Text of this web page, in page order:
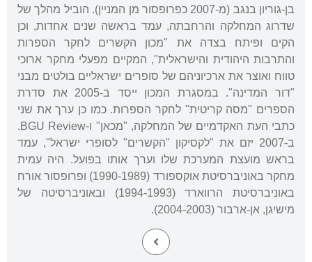
בן-גוריון בנגב (מ-2007 כפרופסור מן המניין). הוביל מהלך של
שדרוג המחלקה והרחבתה, עמד בראשה שנים אחדות, וכן
הקים ופיתח בצדה את "מכון הקשרים לחקר הספרות
והתרבות היהודית והישראלית", המקיים מפעלי מחקר ארוכי
טווח ואוצר את ארכיוניהם של סופרים ישראליים בולטים מבני
"דור המדינה". במסגרת המכון ייסד ב-2005 את סדרת
הספרים "מסה קריטית" לחקר הספרות. כמו כן ערך את שני
כתבי העת האקדמיים של המחלקה, "מכאן" ו-BGU Review.
ב-2007 יזם את "לקסיקון "הקשרים" לסופרי ישראל", עמד
בראש מועצת המערכת שלו וערך אותו בפועל. היה עמית
מחקר באוניברסיטת אוקספורד (1990-1989) ופרופסור אורח
באוניברסיטת הרווארד (1994-1993) ובאוניברסיטה של
מישיגן, אן-ארבור (2004-2003).